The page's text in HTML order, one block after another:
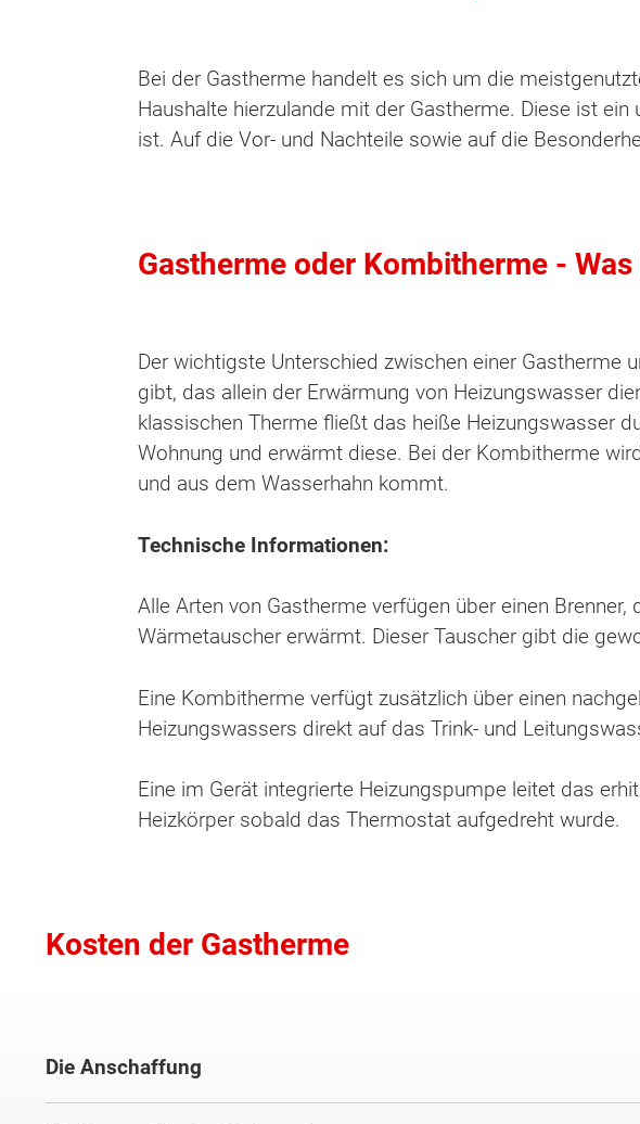
Bei der Gastherme handelt es sich um die
Haushalte hierzulande mit der Gastherme. Diese ist
ist. Auf die Vor- und Nachteile sowie auf die
Gastherme oder Kombitherme -
Der wichtigste Unterschied zwischen einer Gastherme
gibt, das allein der Erwärmung von Heizungswasser
klassischen Therme fließt das heiße Heizungswasser
Wohnung und erwärmt diese. Bei der Kombitherme
und aus dem Wasserhahn kommt.
Technische Informationen:
Alle Arten von Gastherme verfügen über einen
Wärmetauscher erwärmt. Dieser Tauscher gibt die
Eine Kombitherme verfügt zusätzlich über einen
Heizungswassers direkt auf das Trink- und
Eine im Gerät integrierte Heizungspumpe leitet das
Heizkörper sobald das Thermostat aufgedreht wurde.
Kosten der Gastherme
Die Anschaffung
Wonach möchten Sie